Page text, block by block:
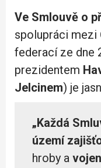
Ve Smlouvě o
spolupráci mezi
federací ze dne
prezidentem
Jelcinem) je
„Každá
území
hroby a